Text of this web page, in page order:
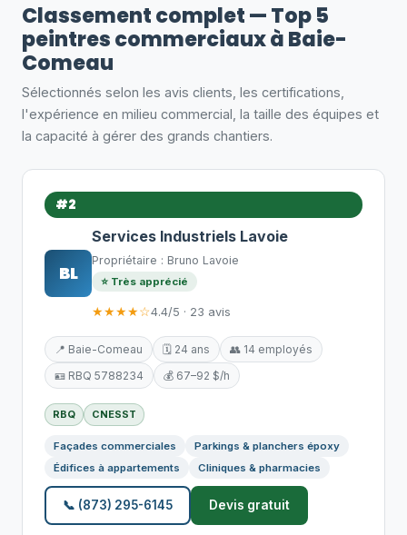
Classement complet — Top 5
peintres commerciaux à Baie-
Comeau
Sélectionnés selon les avis clients, les certifications,
l'expérience en milieu commercial, la taille des équipes et
la capacité à gérer des grands chantiers.
#2
BL
Services Industriels Lavoie
Propriétaire : Bruno Lavoie
⭐ Très apprécié
★★★★☆4.4/5 · 23 avis
📍 Baie-Comeau 🗓️ 24 ans
👥 14 employés
🪪 RBQ 5788234
💰 67–92 $/h
RBQ CNESST
Façades commerciales
Parkings & planchers époxy
Édifices à appartements
Cliniques & pharmacies
📞 (873) 295-6145 Devis gratuit